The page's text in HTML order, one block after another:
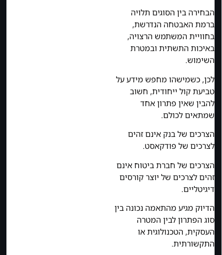
הבחירה בין הסוגים תלויה
ברמת האבטחה הנדרשת,
בחוויית המשתמש הרצויה,
באיכות התשתית ובמטרת
השימוש.
לכן, כשמישהו מחפש מידע על
טביעת קול ייחודית, חשוב
להבין שאין פתרון אחד
שמתאים לכולם.
הצרכים של בנק אינם זהים
לצרכים של פודקאסט.
הצרכים של חברת ביטוח אינם
זהים לצרכים של יוצר קורסים
דיגיטליים.
הדיוק מגיע מהתאמה נכונה בין
סוג הפתרון לבין המטרה
העסקית, הטכנולוגית או
התקשורתית.